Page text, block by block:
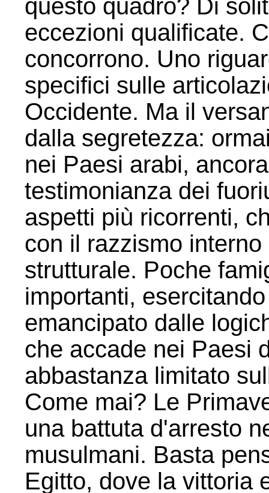
questo quadro? Di
eccezioni qualificate.
concorrono. Uno
specifici sulle
Occidente. Ma il
dalla segretezza:
nei Paesi arabi,
testimonianza dei
aspetti più ricorrenti,
con il razzismo
strutturale. Poche
importanti,
emancipato dalle
che accade nei Paesi
abbastanza limitato
Come mai? Le
una battuta d'arresto
musulmani. Basta
Egitto, dove la vittoria